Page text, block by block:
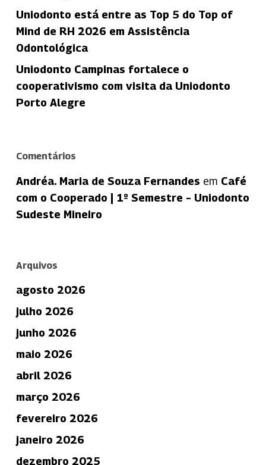
Uniodonto está entre as Top 5 do Top of
Mind de RH 2026 em Assistência
Odontológica
Uniodonto Campinas fortalece o
cooperativismo com visita da Uniodonto
Porto Alegre
Comentários
Andréa. Maria de Souza Fernandes em Café
com o Cooperado | 1º Semestre – Uniodonto
Sudeste Mineiro
Arquivos
agosto 2026
julho 2026
junho 2026
maio 2026
abril 2026
março 2026
fevereiro 2026
janeiro 2026
dezembro 2025